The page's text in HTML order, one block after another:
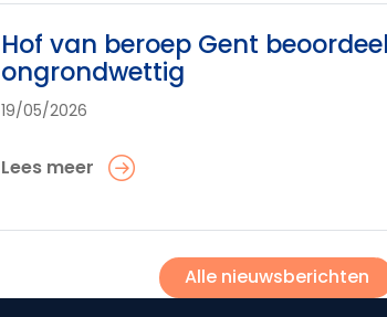
Hof van beroep Gent
ongrondwettig
19/05/2026
Lees meer
Alle nieuwsberichten